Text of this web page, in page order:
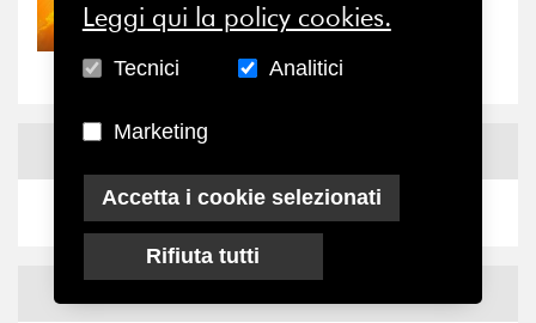
Nove anni dopo la
“grande cecità”: la...
News
Leggi qui la policy cookies.
Tecnici Analitici
Marketing
Accetta i cookie selezionati
Rifiuta tutti